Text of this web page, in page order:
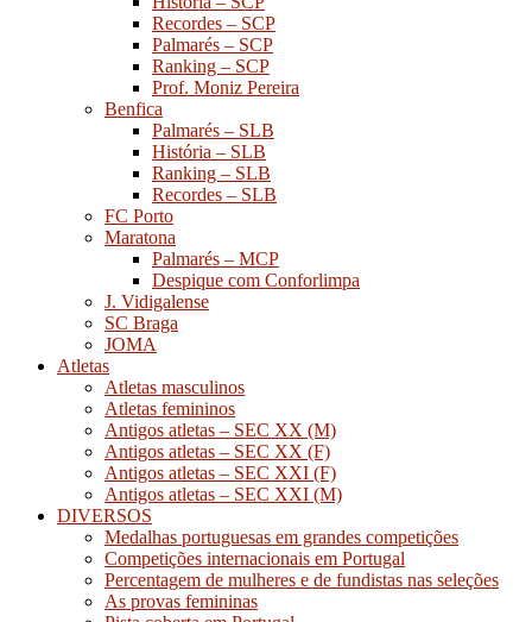
Recordes – SCP
Palmarés – SCP
Ranking – SCP
Prof. Moniz Pereira
Benfica
Palmarés – SLB
História – SLB
Ranking – SLB
Recordes – SLB
FC Porto
Maratona
Palmarés – MCP
Despique com Conforlimpa
J. Vidigalense
SC Braga
JOMA
Atletas
Atletas masculinos
Atletas femininos
Antigos atletas – SEC XX (M)
Antigos atletas – SEC XX (F)
Antigos atletas – SEC XXI (F)
Antigos atletas – SEC XXI (M)
DIVERSOS
Medalhas portuguesas em grandes competições
Competições internacionais em Portugal
Percentagem de mulheres e de fundistas nas seleções
As provas femininas